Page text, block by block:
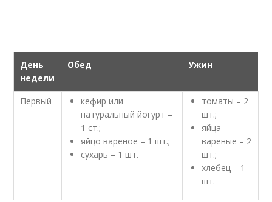
День
недели
Обед Ужин
Первый
кефир или
натуральный йогурт –
1 ст.;
яйцо вареное – 1 шт.;
сухарь – 1 шт.
томаты – 2
шт.;
яйца
вареные – 2
шт.;
хлебец – 1
шт.